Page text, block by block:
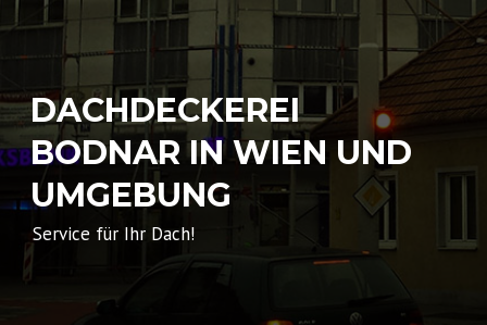
DACHDECKEREI
BODNAR IN WIEN UND
UMGEBUNG
Service für Ihr Dach!